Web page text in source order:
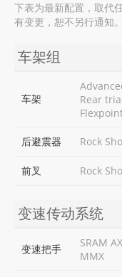
下表为最新配置，取代
有变更，恕不另行通知。
车架组
车架
Rear
后避震器 Rock
前叉 Rock
变速传动系统
变速把手
SRAM
MMX